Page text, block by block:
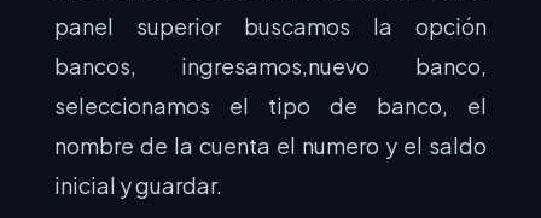
panel superior buscamos la opción
bancos, ingresamos,nuevo banco,
seleccionamos el tipo de banco, el
nombre de la cuenta el numero y el saldo
inicial y guardar.